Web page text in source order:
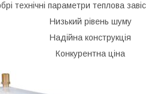
технічні параметри теплова
Низький рівень шуму
Надійна конструкція
Конкурентна ціна